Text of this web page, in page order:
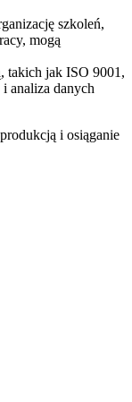
szkoleń,
mogą
takich jak ISO 9001,
analiza danych
i osiąganie